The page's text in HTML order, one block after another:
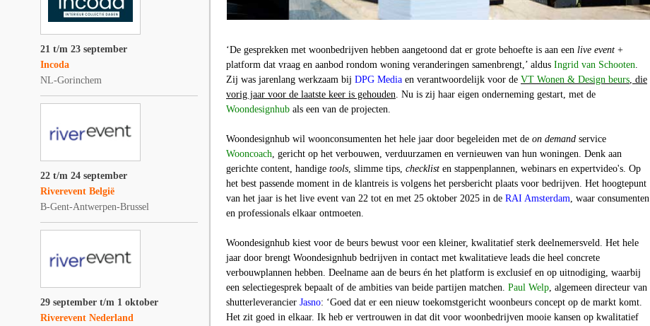
21 t/m 23 september
Incoda
NL-Gorinchem
22 t/m 24 september
Riverevent België
B-Gent-Antwerpen-Brussel
29 september t/m 1 oktober
Riverevent Nederland
‘De gesprekken met woonbedrijven hebben aangetoond dat er grote behoefte is aan een live event +
platform dat vraag en aanbod rondom woning veranderingen samenbrengt,’ aldus Ingrid van Schooten.
Zij was jarenlang werkzaam bij DPG Media en verantwoordelijk voor de VT Wonen & Design beurs, die
vorig jaar voor de laatste keer is gehouden. Nu is zij haar eigen onderneming gestart, met de
Woondesignhub als een van de projecten.
Woondesignhub wil woonconsumenten het hele jaar door begeleiden met de on demand service
Wooncoach, gericht op het verbouwen, verduurzamen en vernieuwen van hun woningen. Denk aan
gerichte content, handige tools, slimme tips, checklist en stappenplannen, webinars en expertvideo's. Op
het best passende moment in de klantreis is volgens het persbericht plaats voor bedrijven. Het hoogtepunt
van het jaar is het live event van 22 tot en met 25 oktober 2025 in de RAI Amsterdam, waar consumenten
en professionals elkaar ontmoeten.
Woondesignhub kiest voor de beurs bewust voor een kleiner, kwalitatief sterk deelnemersveld. Het hele
jaar door brengt Woondesignhub bedrijven in contact met kwalitatieve leads die heel concrete
verbouwplannen hebben. Deelname aan de beurs én het platform is exclusief en op uitnodiging, waarbij
een selectiegesprek bepaalt of de ambities van beide partijen matchen. Paul Welp, algemeen directeur van
shutterleverancier Jasno: ‘Goed dat er een nieuw toekomstgericht woonbeurs concept op de markt komt.
Het zit goed in elkaar. Ik heb er vertrouwen in dat dit voor woonbedrijven mooie kansen op kwalitatief